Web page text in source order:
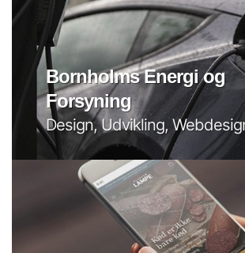
Bornholms Energi og
Forsyning
Design, Udvikling,